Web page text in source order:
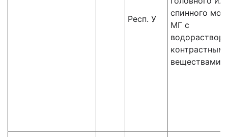
Респ. У
спинного
МГ с
веществами